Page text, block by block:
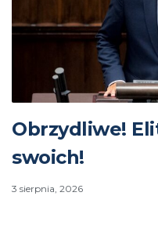
Obrzydliwe!
swoich!
3 sierpnia, 2026